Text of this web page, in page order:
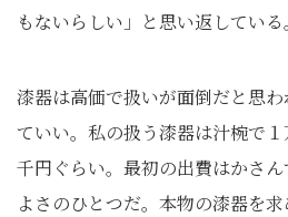
もないらしい」と思い返している。
漆器は高価で扱いが面倒だと思
ていい。私の扱う漆器は汁椀で
千円ぐらい。最初の出費はかさ
よさのひとつだ。本物の漆器を